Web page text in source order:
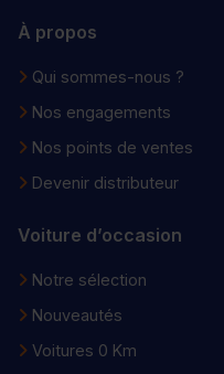
À propos
Qui sommes-nous ?
Nos engagements
Nos points de ventes
Devenir distributeur
Voiture d’occasion
Notre sélection
Nouveautés
Voitures 0 Km